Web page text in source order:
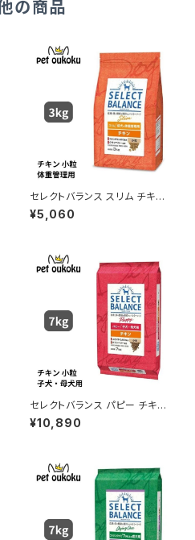
の商品
セレクトバランス スリム チキン
小粒 成犬用の体重管理用 3kg
¥5,060
セレクトバランス パピー チキン
小粒 子犬・母犬用 7kg
¥10,890